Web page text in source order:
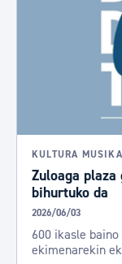
KULTURA
Zuloaga
bihurtuko da
2026/06/03
600 ikasle
ekimenarekin